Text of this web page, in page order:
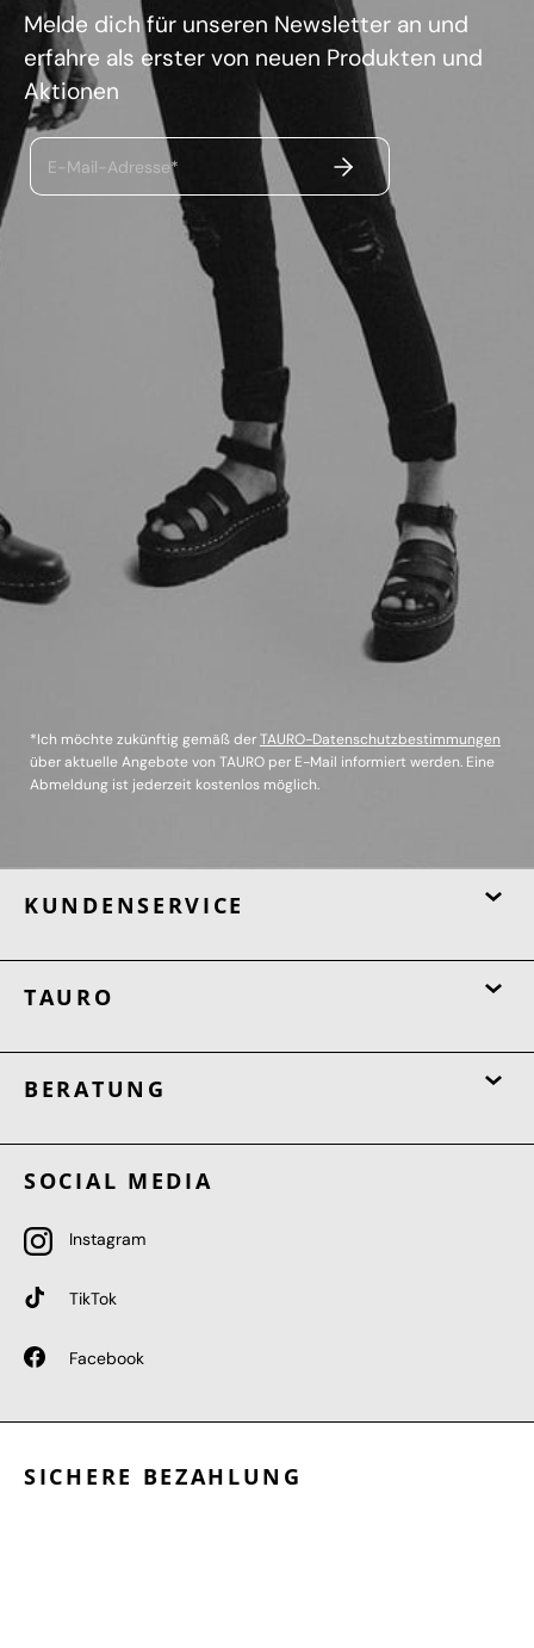
Melde dich für unseren Newsletter an und
erfahre als erster von neuen Produkten und
Aktionen
E-Mail-Adresse* ABSENDEN
*Ich möchte zukünftig gemäß derTAURO-Datenschutzbestimmungen
über aktuelle Angebote von TAURO per E-Mail informiert werden. Eine
Abmeldung ist jederzeit kostenlos möglich.
KUNDENSERVICE
TAURO
BERATUNG
SOCIAL MEDIA
Instagram
TikTok
Facebook
SICHERE BEZAHLUNG